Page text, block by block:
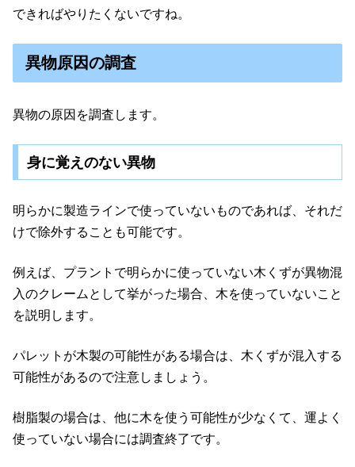
できればやりたくないですね。
異物原因の調査
異物の原因を調査します。
身に覚えのない異物
明らかに製造ラインで使っていないものであれば、それだ
けで除外することも可能です。
例えば、プラントで明らかに使っていない木くずが異物混
入のクレームとして挙がった場合、木を使っていないこと
を説明します。
パレットが木製の可能性がある場合は、木くずが混入する
可能性があるので注意しましょう。
樹脂製の場合は、他に木を使う可能性が少なくて、運よく
使っていない場合には調査終了です。